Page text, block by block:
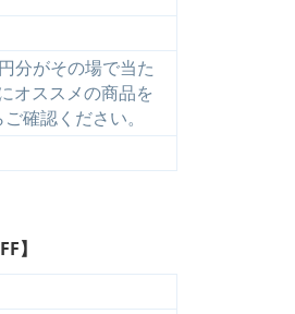
分がその場で当た
オススメの商品を
確認ください。
】